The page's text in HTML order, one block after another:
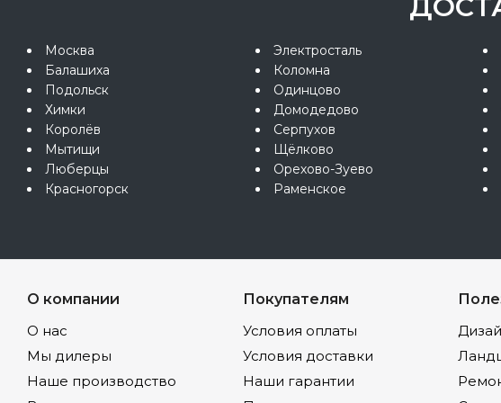
Москва
Балашиха
Подольск
Химки
Королёв
Мытищи
Люберцы
Красногорск
Электросталь
Коломна
Одинцово
Домодедово
Серпухов
Щёлково
Орехово-Зуево
Раменское
О компании
О нас
Мы дилеры
Наше производство
Покупателям
Условия оплаты
Условия доставки
Наши гарантии